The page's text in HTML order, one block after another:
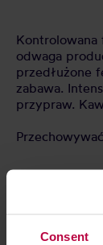
Consent
Kontrolowana
odwaga
przedłużone
zabawa.
przypraw.